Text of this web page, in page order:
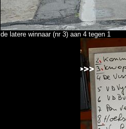
de latere winnaar (nr 3) aan 4 tegen 1